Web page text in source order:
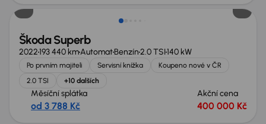
Škoda Superb
2022193 440 kmAutomatBenzín2.0 TSI140 kW
Po prvním majiteli Servisní knížka
Koupeno nové v ČR
2.0 TSI
+10 dalších
Měsíční splátka
od 3 788 Kč
Akční cena
400 000 Kč
Ušetříte 209 900 Kč